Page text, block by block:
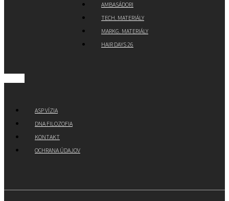
AMBASÁDORI
TECH. MATERIÁLY
MARKG. MATERIÁLY
HAIR DAYS 26
ASP VÍZIA
DNA FILOZOFIA
KONTAKT
OCHRANA ÚDAJOV